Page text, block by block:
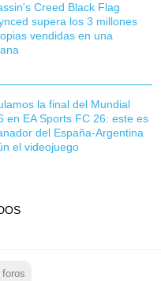
Creed Black Flag
supera los 3 millones
vendidas en una
la final del Mundial
en EA Sports FC 26: este es
del España-Argentina
el videojuego
foros